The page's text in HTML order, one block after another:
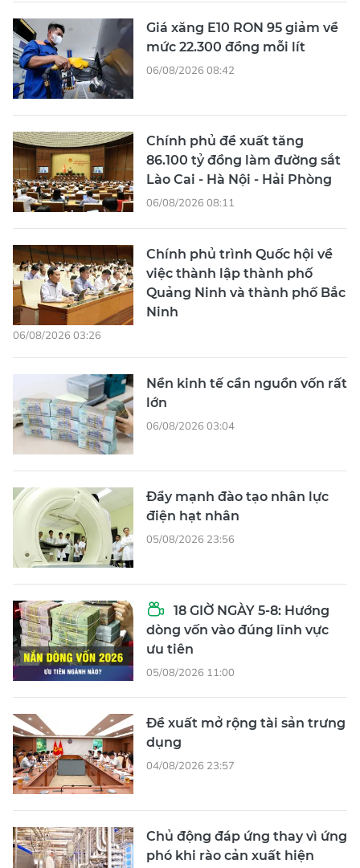
Giá xăng E10 RON 95 giảm về
mức 22.300 đồng mỗi lít
06/08/2026 08:42
Chính phủ đề xuất tăng
86.100 tỷ đồng làm đường sắt
Lào Cai - Hà Nội - Hải Phòng
06/08/2026 08:11
Chính phủ trình Quốc hội về
việc thành lập thành phố
Quảng Ninh và thành phố Bắc
Ninh
06/08/2026 03:26
Nền kinh tế cần nguồn vốn rất
lớn
06/08/2026 03:04
Đẩy mạnh đào tạo nhân lực
điện hạt nhân
05/08/2026 23:56
18 GIỜ NGÀY 5-8: Hướng
dòng vốn vào đúng lĩnh vực
ưu tiên
05/08/2026 11:00
Đề xuất mở rộng tài sản trưng
dụng
04/08/2026 23:57
Chủ động đáp ứng thay vì ứng
phó khi rào cản xuất hiện